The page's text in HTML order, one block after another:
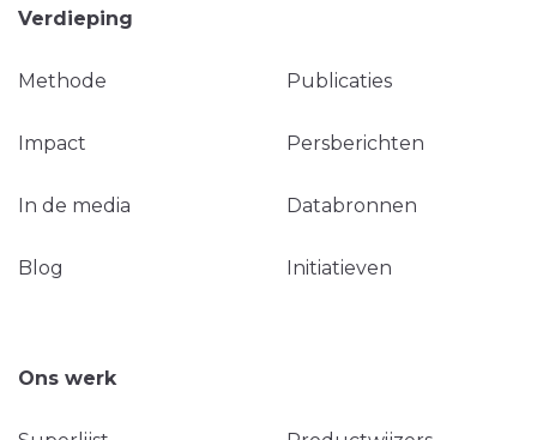
Verdieping
Methode Publicaties
Impact Persberichten
In de media Databronnen
Blog Initiatieven
Ons werk